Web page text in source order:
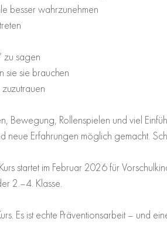
besser wahrzunehmen
zu sagen
sie sie brauchen
zuzutrauen
Bewegung, Rollenspielen und viel
neue Erfahrungen möglich gemacht.
startet im Februar 2026 für
2.–4. Klasse.
Es ist echte Präventionsarbeit – und